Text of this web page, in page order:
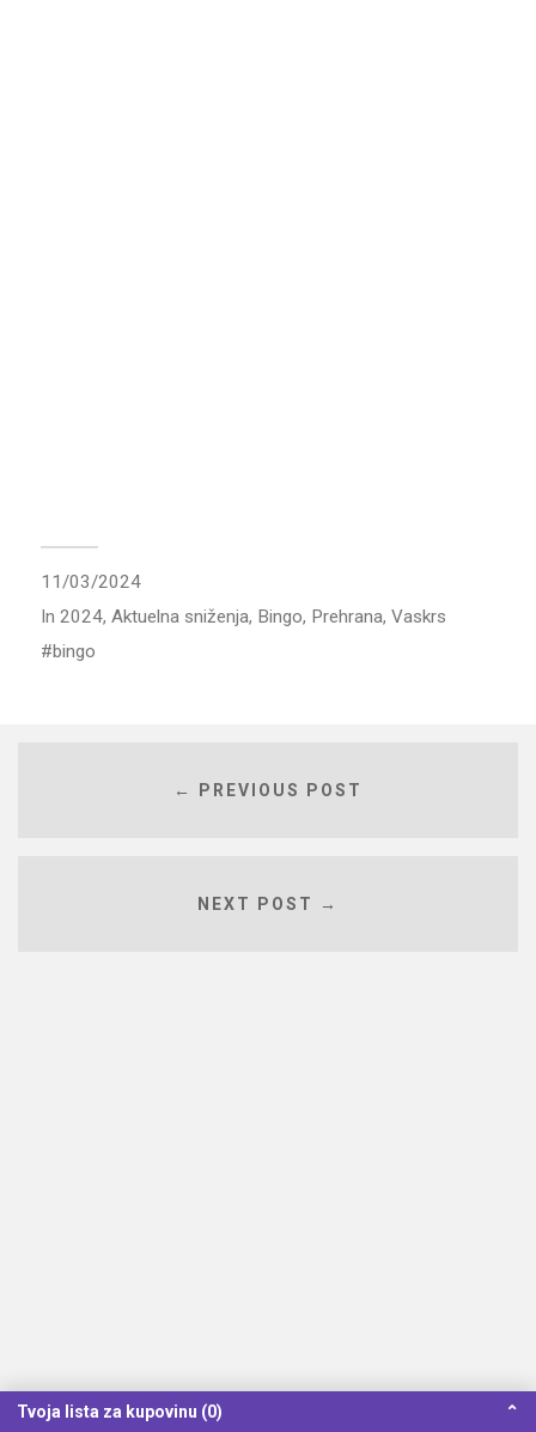
11/03/2024
In 2024, Aktuelna sniženja, Bingo, Prehrana, Vaskrs
bingo
← PREVIOUS POST
NEXT POST →
Tvoja lista za kupovinu (0) ⌃